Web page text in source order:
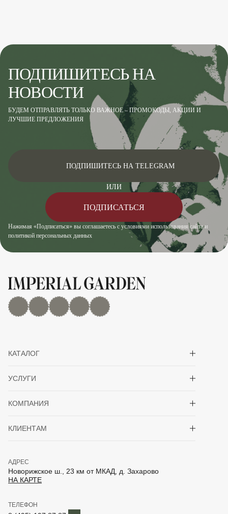
ПОДПИШИТЕСЬ НА
НОВОСТИ
БУДЕМ ОТПРАВЛЯТЬ ТОЛЬКО ВАЖНОЕ – ПРОМОКОДЫ, АКЦИИ И
ЛУЧШИЕ ПРЕДЛОЖЕНИЯ
Нажимая «Подписаться» вы соглашаетесь с условиями использования сайта и
политикой персональных данных
ПОДПИШИТЕСЬ НА TELEGRAM
ИЛИ
ПОДПИСАТЬСЯ
MAX Дзен YouTuberutubeTelegram
КАТАЛОГ
УСЛУГИ
КОМПАНИЯ
КЛИЕНТАМ
АДРЕС
Новорижское ш., 23 км от МКАД, д. Захарово
НА КАРТЕ
ТЕЛЕФОН